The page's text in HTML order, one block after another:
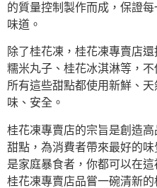
的質量控制製作而成，保證
味道。
除了桂花凍，桂花凍專賣店
糯米丸子、桂花冰淇淋等，
所有這些甜點都使用新鮮、
味、安全。
桂花凍專賣店的宗旨是創造
甜點，為消費者帶來最好的
是家庭暴食者，你都可以在
桂花凍專賣店品嘗一碗清新